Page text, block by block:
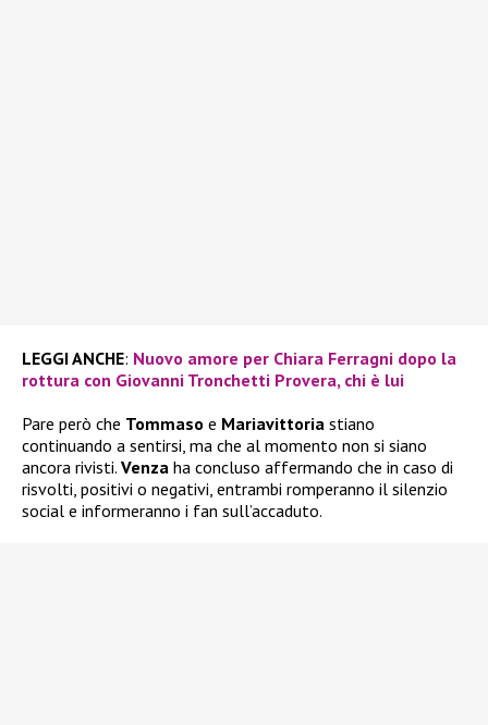
LEGGI ANCHE: Nuovo amore per Chiara Ferragni dopo la
rottura con Giovanni Tronchetti Provera, chi è lui
Pare però che Tommaso e Mariavittoria stiano
continuando a sentirsi, ma che al momento non si siano
ancora rivisti. Venza ha concluso affermando che in caso di
risvolti, positivi o negativi, entrambi romperanno il silenzio
social e informeranno i fan sull’accaduto.